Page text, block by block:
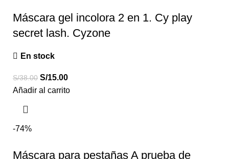
Máscara gel incolora 2 en 1. Cy play
secret lash. Cyzone
En stock
S/38.00 S/15.00
Añadir al carrito
-74%
Máscara para pestañas A prueba de